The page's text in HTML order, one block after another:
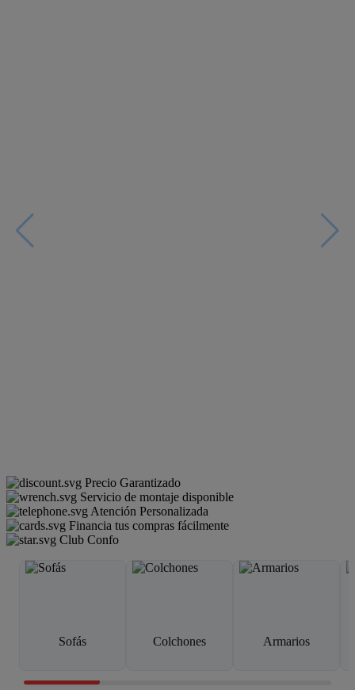
Precio Garantizado
Servicio de montaje disponible
Atención Personalizada
Financia tus compras fácilmente
Club Confo
Sofás Colchones Armarios